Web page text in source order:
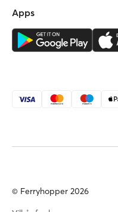
Apps
© Ferryhopper 2026